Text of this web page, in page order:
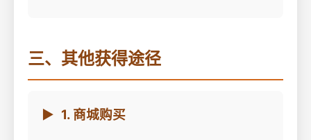
三、其他获得途径
1. 商城购买